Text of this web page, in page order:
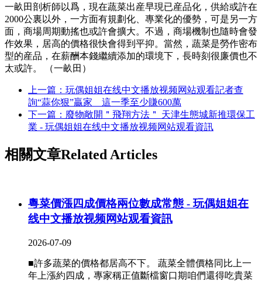
一畝田剖析師以爲，現在蔬菜出産早現已産品化，供給或許在
2000公裏以外，一方面有規劃化、專業化的優勢，可是另一方
面，商場周期動搖也或許會擴大。不過，商場機制也隨時會發
作效果，居高的價格很快會得到平抑。當然，蔬菜是勞作密布
型的産品，在薪酬本錢繼續添加的環境下，長時刻很廉價也不
太或許。 （一畝田）
上一篇：玩偶姐姐在线中文播放视频网站观看記者查
詢“蒜你狠”贏家 這一季至少賺600萬
下一篇：廢物敞開＂飛翔方法＂ 天津生態城新推環保工
業 - 玩偶姐姐在线中文播放视频网站观看資訊
相關文章Related Articles
粵菜價漲四成價格兩位數成常態 - 玩偶姐姐在
线中文播放视频网站观看資訊
2026-07-09
■許多蔬菜的價格都居高不下。 蔬菜全體價格同比上一
年上漲約四成，專家稱正值斷檔窗口期咱們還得吃貴菜